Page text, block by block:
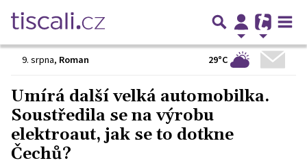
9. srpna, Roman 29°C
Umírá další velká automobilka.
Soustředila se na výrobu
elektroaut, jak se to dotkne
Čechů?